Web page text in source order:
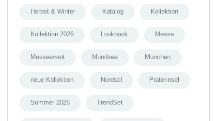
Herbst & Winter Katalog Kollektion
Kollektion 2026 Lookbook Messe
Messeevent Mondsee München
neue Kollektion Nordstil Praterinsel
Sommer 2026 TrendSet